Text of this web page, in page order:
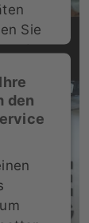
Sie
und
den